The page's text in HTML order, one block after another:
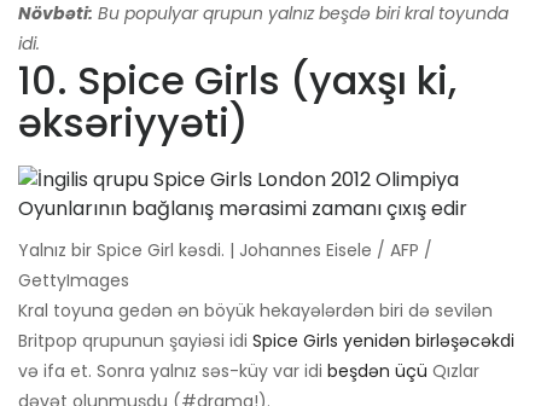
Növbəti: Bu populyar qrupun yalnız beşdə biri kral toyunda
idi.
10. Spice Girls (yaxşı ki,
əksəriyyəti)
Yalnız bir Spice Girl kəsdi. | Johannes Eisele / AFP /
GettyImages
Kral toyuna gedən ən böyük hekayələrdən biri də sevilən
Britpop qrupunun şayiəsi idi Spice Girls yenidən birləşəcəkdi
və ifa et. Sonra yalnız səs-küy var idi beşdən üçü Qızlar